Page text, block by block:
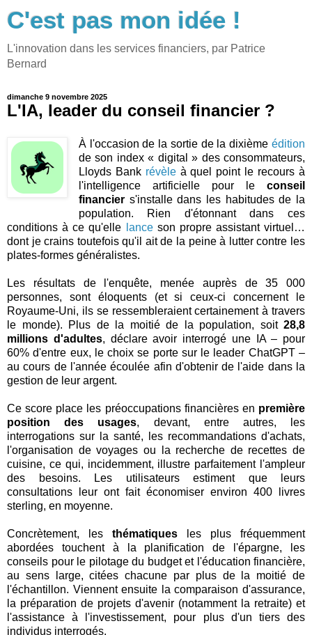
C'est pas mon idée !
L'innovation dans les services financiers, par Patrice
Bernard
dimanche 9 novembre 2025
L'IA, leader du conseil financier ?
À l'occasion de la sortie de la dixième édition
de son index « digital » des consommateurs,
Lloyds Bank révèleà quel point le recours à
l'intelligence artificielle pour le conseil
financiers'installe dans les habitudes de la
population. Rien d'étonnant dans ces
conditions à ce qu'elle
lanceson propre assistant virtuel…
dont je crains toutefois qu'il ait de la peine à lutter contre les
plates-formes généralistes.
Les résultats de l'enquête, menée auprès de 35 000
personnes, sont éloquents (et si ceux-ci concernent le
Royaume-Uni, ils se ressembleraient certainement à travers
le monde). Plus de la moitié de la population, soit 28,8
millions d'adultes, déclare avoir interrogé une IA – pour
60% d'entre eux, le choix se porte sur le leader ChatGPT –
au cours de l'année écoulée afin d'obtenir de l'aide dans la
gestion de leur argent.
Ce score place les préoccupations financières en première
position des usages, devant, entre autres, les
interrogations sur la santé, les recommandations d'achats,
l'organisation de voyages ou la recherche de recettes de
cuisine, ce qui, incidemment, illustre parfaitement l'ampleur
des besoins. Les utilisateurs estiment que leurs
consultations leur ont fait économiser environ 400 livres
sterling, en moyenne.
Concrètement, les thématiques les plus fréquemment
abordées touchent à la planification de l'épargne, les
conseils pour le pilotage du budget et l'éducation financière,
au sens large, citées chacune par plus de la moitié de
l'échantillon. Viennent ensuite la comparaison d'assurance,
la préparation de projets d'avenir (notamment la retraite) et
l'assistance à l'investissement, pour plus d'un tiers des
individus interrogés.